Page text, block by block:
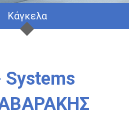
Κάγκελα
Systems